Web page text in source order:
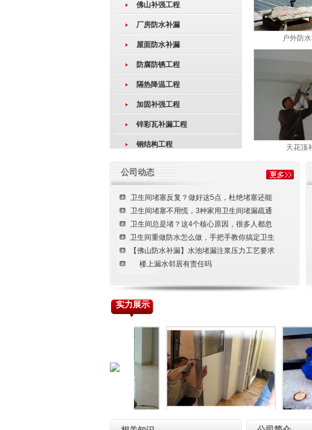
佛山补强工程
厂房防水补漏
屋面防水补漏
防腐防锈工程
隔热降温工程
加固补强工程
锌彩瓦补漏工程
钢结构工程
装修装饰工程
楼宇清洁工程
户外防
天花顶
公司动态
卫生间堵塞反复？做好这5点，杜绝堵塞还能
卫生间堵塞不用慌，3种家用卫生间堵漏疏通
卫生间总是堵？这4个核心原因，很多人都忽
卫生间重做防水怎么做，手把手教你搞定卫生
【佛山防水补漏】水池堵漏注浆压力工艺要求
楼上漏水邻居有责任吗
实力展示
门窗工程